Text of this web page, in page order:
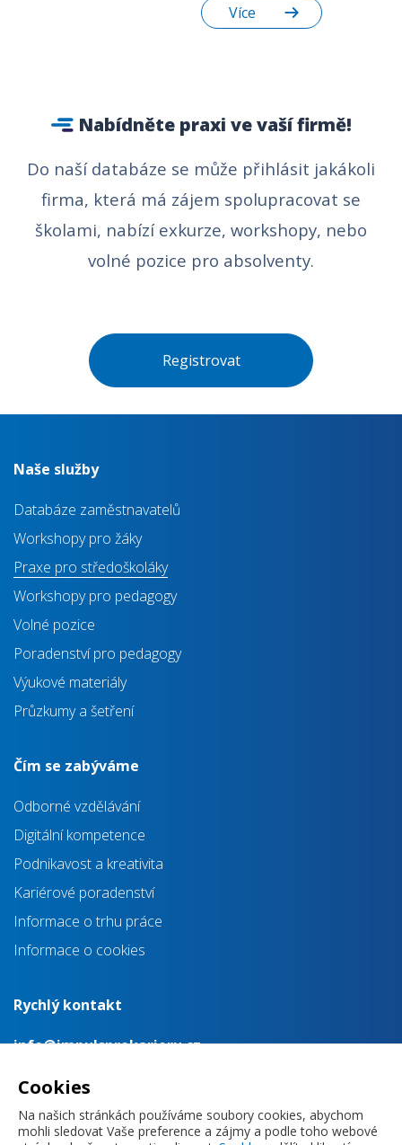
Více
Nabídněte praxi ve vaší firmě!
Do naší databáze se může přihlásit jakákoli
firma, která má zájem spolupracovat se
školami, nabízí exkurze, workshopy, nebo
volné pozice pro absolventy.
Registrovat
Naše služby
Databáze zaměstnavatelů
Workshopy pro žáky
Praxe pro středoškoláky
Workshopy pro pedagogy
Volné pozice
Poradenství pro pedagogy
Výukové materiály
Průzkumy a šetření
Čím se zabýváme
Odborné vzdělávání
Digitální kompetence
Podnikavost a kreativita
Kariérové poradenství
Informace o trhu práce
Informace o cookies
Rychlý kontakt
info@impulsprokarieru.cz
Cookies
Na našich stránkách používáme soubory cookies, abychom
mohli sledovat Vaše preference a zájmy a podle toho webové